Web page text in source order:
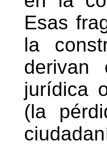
Esas
la
derivan
jurídica
(la